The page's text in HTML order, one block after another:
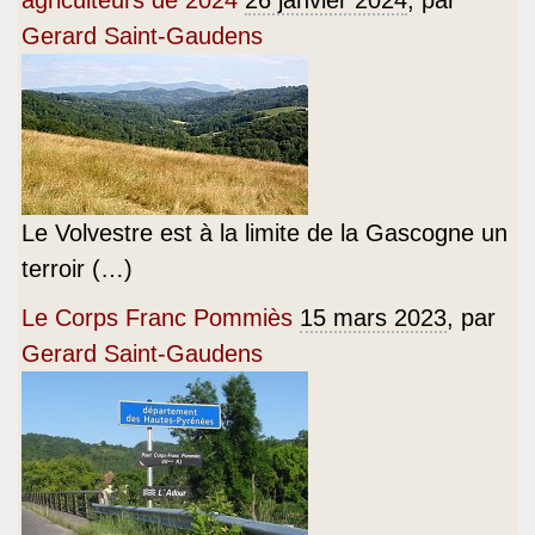
Gerard Saint-Gaudens
Le Volvestre est à la limite de la Gascogne un
terroir (…)
Le Corps Franc Pommiès 15 mars 2023, par
Gerard Saint-Gaudens